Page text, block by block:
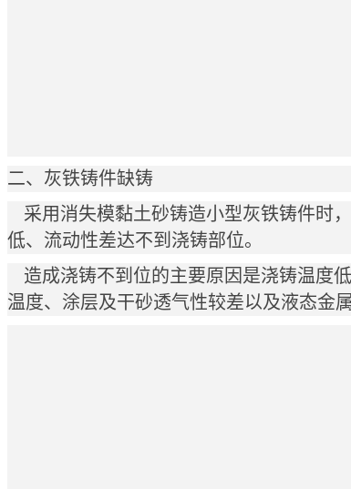
二、灰铁铸件缺铸
采用消失模黏土砂铸造小型灰铁铸件时
低、流动性差达不到浇铸部位。
造成浇铸不到位的主要原因是浇铸温度
温度、涂层及干砂透气性较差以及液态金